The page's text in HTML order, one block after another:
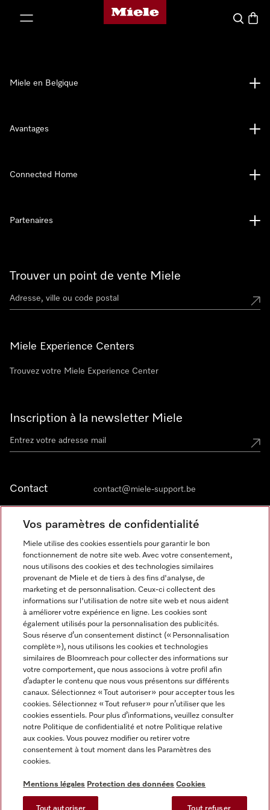
Page d'accueil de Miele
Search
Trouver un point de vente Miele
Miele Experience Centers
Trouvez votre Miele Experience Center
Inscription à la newsletter Miele
Contact contact@miele-support.be
Langue
FRANÇAIS
Miele en Belgique
Avantages
Connected Home
Partenaires
Informations légales
CGV
Protection des données
Conditions d’utilisation
Digital Services Act
Miele sur Facebook
Miele sur Youtube
Miele sur Instagram
Miele sur Pinterest
Vos paramètres de confidentialité
Miele utilise des cookies essentiels pour garantir le bon
fonctionnement de notre site web. Avec votre consentement,
nous utilisons des cookies et des technologies similaires
provenant de Miele et de tiers à des fins d'analyse, de
marketing et de personnalisation. Ceux-ci collectent des
informations sur l'utilisation de notre site web et nous aident
à améliorer votre expérience en ligne. Les cookies sont
également utilisés pour la personnalisation des publicités.
Sous réserve d’un consentement distinct (« Personnalisation
complète »), nous utilisons les cookies et technologies
similaires de Bloomreach pour collecter des informations sur
votre comportement, que nous associons à votre profil afin
d’adapter le contenu que nous vous présentons sur différents
canaux. Sélectionnez « Tout autoriser » pour accepter tous les
cookies. Sélectionnez « Tout refuser » pour n’utiliser que les
cookies essentiels. Pour plus d’informations, veuillez consulter
notre Politique de confidentialité et notre Politique relative
aux cookies. Vous pouvez modifier ou retirer votre
consentement à tout moment dans les Paramètres des
cookies.
Mentions légales Protection des données Cookies